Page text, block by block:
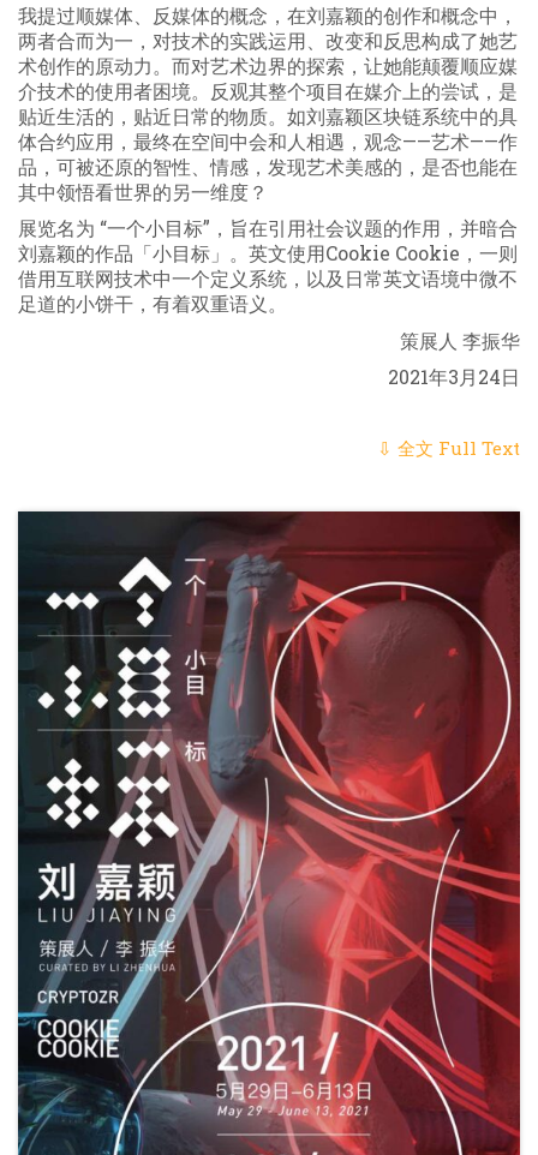
我提过顺媒体、反媒体的概念，在刘嘉颖的创作和概念中，
两者合而为一，对技术的实践运用、改变和反思构成了她艺
术创作的原动力。而对艺术边界的探索，让她能颠覆顺应媒
介技术的使用者困境。反观其整个项目在媒介上的尝试，是
贴近生活的，贴近日常的物质。如刘嘉颖区块链系统中的具
体合约应用，最终在空间中会和人相遇，观念——艺术——作
品，可被还原的智性、情感，发现艺术美感的，是否也能在
其中领悟看世界的另一维度？
展览名为 “一个小目标”，旨在引用社会议题的作用，并暗合
刘嘉颖的作品「小目标」。英文使用Cookie Cookie，一则
借用互联网技术中一个定义系统，以及日常英文语境中微不
足道的小饼干，有着双重语义。
策展人 李振华
2021年3月24日
⇩ 全文 Full Text